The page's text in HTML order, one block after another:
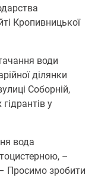
Кропивницької
води
ділянки
Соборній,
у
вода
–
Просимо зробити